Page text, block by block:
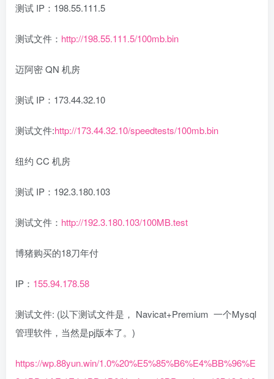
测试 IP：198.55.111.5
测试文件： http://198.55.111.5/100mb.bin
迈阿密 QN 机房
测试 IP：173.44.32.10
测试文件:http://173.44.32.10/speedtests/100mb.bin
纽约 CC 机房
测试 IP：192.3.180.103
测试文件： http://192.3.180.103/100MB.test
博猪购买的18刀年付
IP： 155.94.178.58
测试文件: (以下测试文件是， Navicat+Premium 一个Mysql
管理软件，当然是pj版本了。)
https://wp.88yun.win/1.0%20%E5%85%B6%E4%BB%96%E